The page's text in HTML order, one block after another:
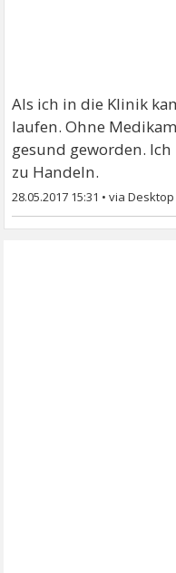
Als ich in die Klinik
laufen. Ohne
gesund geworden.
zu Handeln.
28.05.2017 15:31 •